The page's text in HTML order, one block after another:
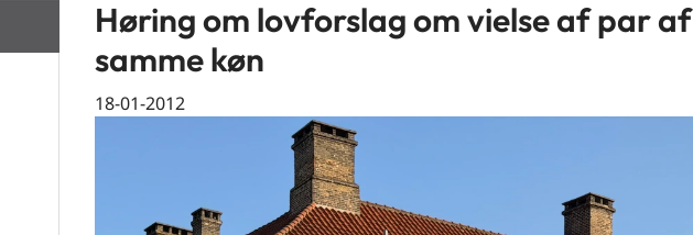
Høring om lovforslag om vielse af par af
samme køn
18-01-2012